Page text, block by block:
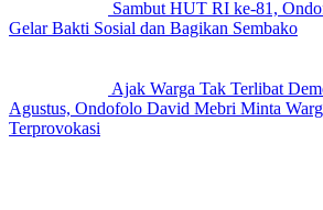
Sambut HUT RI ke-81,
Gelar Bakti Sosial dan Bagikan Sembako
Ajak Warga Tak Terlibat
Agustus, Ondofolo David Mebri Minta
Terprovokasi